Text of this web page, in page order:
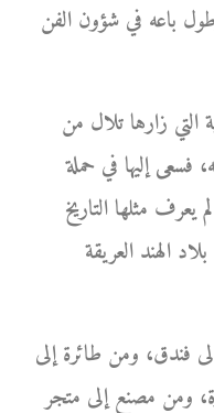
باعه في شؤون الفن
التي زارها تلال من
فسعى إليها في حملة
يعرف مثلها التاريخ
الهند العريقة
فندق، ومن طائرة إلى
ومن مصنع إلى متجر